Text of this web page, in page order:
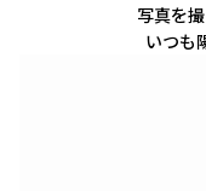
写真を
いつも